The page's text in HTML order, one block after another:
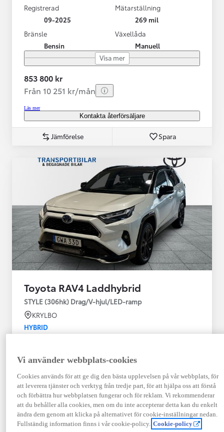
Registrerad
09-2025
Mätarställning
269 mil
Bränsle
Bensin
Växellåda
Manuell
Visa mer
853 800 kr
Från 10 251 kr/mån
Läs mer
Kontakta återförsäljare
Jämförelse Spara
Toyota RAV4 Laddhybrid
STYLE (306hk) Drag/V-hjul/LED-ramp
KRYLBO
HYBRID
09-2023
Hybrid Bensin
Automat
Visa mer
409 900 kr
Från 4 920 kr/mån
Vi använder webbplats-cookies
Cookies används för att ge dig den bästa upplevelsen på vår webbplats, för
att leverera tjänster och verktyg från tredje part, för att hjälpa oss att förstå
och förbättra hur webbplatsen fungerar och för reklam. Vi rekommenderar
att du behåller alla cookies, men om du inte accepterar detta kan du enkelt
ändra dem genom att klicka på alternativet för cookie-inställningar nedan.
Fullständig information finns i vår cookie-policy. Cookie-policy